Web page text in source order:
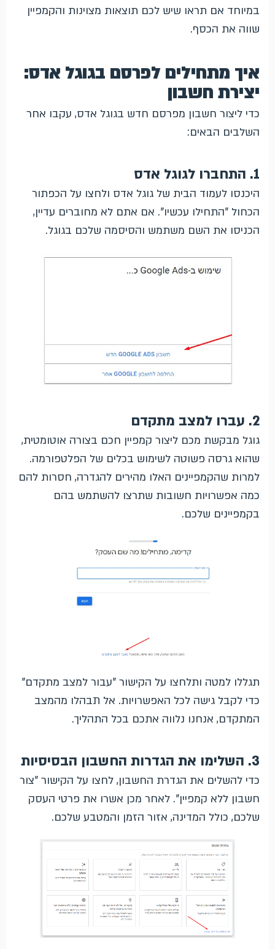
במיוחד אם תראו שיש לכם תוצאות מצוינות והקמפיין
שווה את הכסף.
איך מתחילים לפרסם בגוגל אדס:
יצירת חשבון
כדי ליצור חשבון מפרסם חדש בגוגל אדס, עקבו אחר
השלבים הבאים:
1. התחברו לגוגל אדס
היכנסו לעמוד הבית של גוגל אדס ולחצו על הכפתור
הכחול "התחילו עכשיו". אם אתם לא מחוברים עדיין,
הכניסו את השם משתמש והסיסמה שלכם בגוגל.
2. עברו למצב מתקדם
גוגל מבקשת מכם ליצור קמפיין חכם בצורה אוטומטית,
שהוא גרסה פשוטה לשימוש בכלים של הפלטפורמה.
למרות שהקמפיינים האלו מהירים להגדרה, חסרות להם
כמה אפשרויות חשובות שתרצו להשתמש בהם
בקמפיינים שלכם.
תגללו למטה ותלחצו על הקישור "עבור למצב מתקדם"
כדי לקבל גישה לכל האפשרויות. אל תבהלו מהמצב
המתקדם, אנחנו נלווה אתכם בכל התהליך.
3. השלימו את הגדרות החשבון הבסיסיות
כדי להשלים את הגדרת החשבון, לחצו על הקישור "צור
חשבון ללא קמפיין". לאחר מכן אשרו את פרטי העסק
שלכם, כולל המדינה, אזור הזמן והמטבע שלכם.